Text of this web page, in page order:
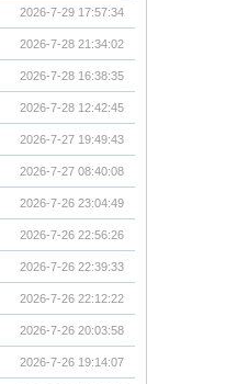
2026-7-29 17:57:34
2026-7-28 21:34:02
2026-7-28 16:38:35
2026-7-28 12:42:45
2026-7-27 19:49:43
2026-7-27 08:40:08
2026-7-26 23:04:49
2026-7-26 22:56:26
2026-7-26 22:39:33
2026-7-26 22:12:22
2026-7-26 20:03:58
2026-7-26 19:14:07